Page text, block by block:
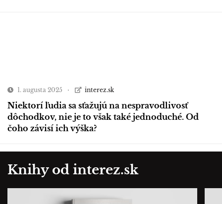
1. augusta 2025 interez.sk
Niektorí ľudia sa sťažujú na nespravodlivosť
dôchodkov, nie je to však také jednoduché. Od
čoho závisí ich výška?
Knihy od interez.sk